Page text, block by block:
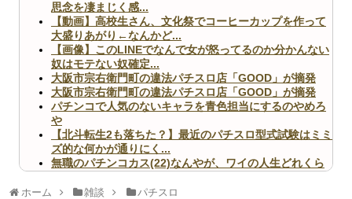
思念を凄まじく感...
【動画】高校生さん、文化祭でコーヒーカップを作って
大盛りあがり←なんかど...
【画像】このLINEでなんで女が怒ってるのか分かんない
奴はモテない奴確定...
大阪市宗右衛門町の違法パチスロ店「GOOD」が摘発
大阪市宗右衛門町の違法パチスロ店「GOOD」が摘発
パチンコで人気のないキャラを青色担当にするのやめろ
や
【北斗転生2も落ちた？】最近のパチスロ型式試験はミミ
ズ的な何かが通りにく...
無職のパチンコカス(22)なんやが、ワイの人生どれくら
AngelBeats!とかいうクソアニメの思い出ｗｗｗ
ホーム 雑談 パチスロ